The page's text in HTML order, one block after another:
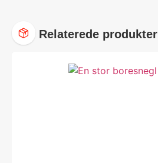
Relaterede produkter